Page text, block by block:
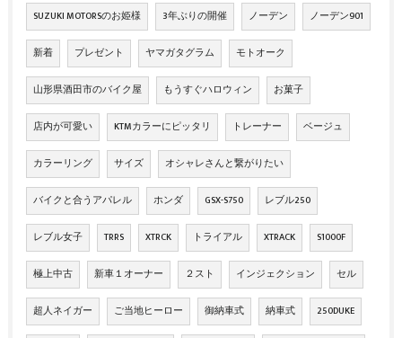
SUZUKI MOTORSのお姫様 3年ぶりの開催 ノーデン ノーデン901
新着 プレゼント ヤマガタグラム モトオーク
山形県酒田市のバイク屋 もうすぐハロウィン お菓子
店内が可愛い KTMカラーにピッタリ トレーナー ベージュ
カラーリング サイズ オシャレさんと繋がりたい
バイクと合うアパレル ホンダ GSX-S750 レブル250
レブル女子 TRRS XTRCK トライアル XTRACK S1000F
極上中古 新車１オーナー ２スト インジェクション セル
超人ネイガー ご当地ヒーロー 御納車式 納車式 250DUKE